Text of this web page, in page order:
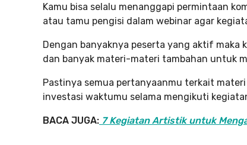
Kamu bisa selalu menanggapi permintaan
atau tamu pengisi dalam webinar agar
Dengan banyaknya peserta yang aktif maka
dan banyak materi-materi tambahan untuk
Pastinya semua pertanyaanmu terkait
investasi waktumu selama mengikuti
BACA JUGA: 7 Kegiatan Artistik untuk